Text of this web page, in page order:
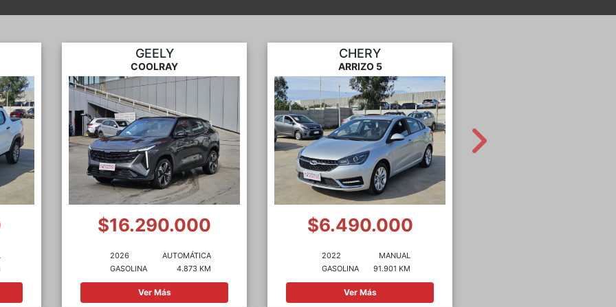
CHERY
ARRIZO 5
$6.490.000
2022
GASOLINA
MANUAL
91.901 KM
Ver Más
CITROEN
C3 AIRCROSS
$8.990.000
2021
DIESEL
MANUAL
84.000 KM
Ver Más